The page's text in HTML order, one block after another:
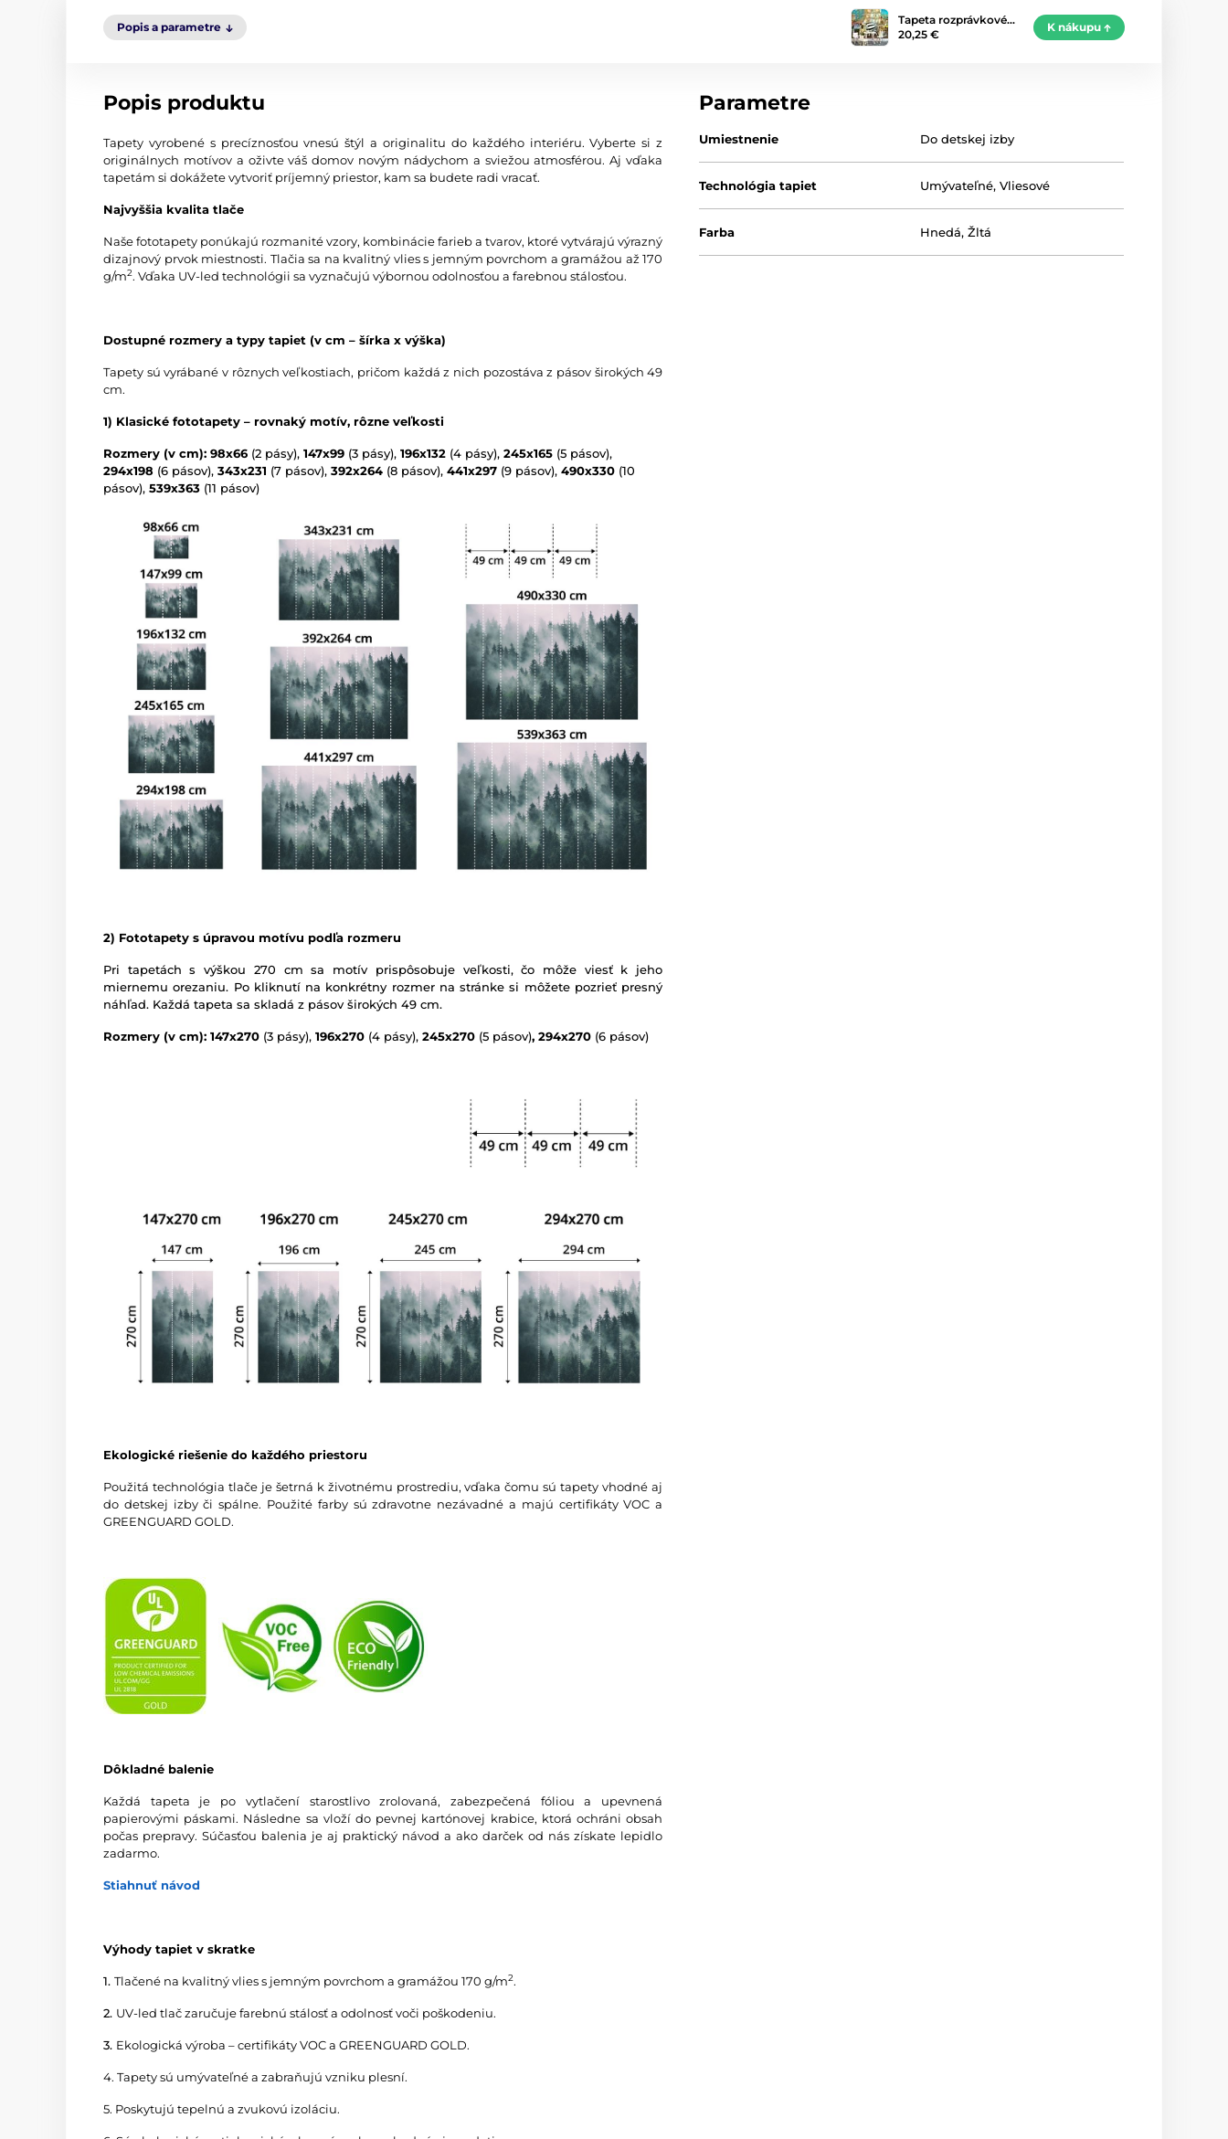
Popis a parametre
Tapeta rozprávkové…
20,25 €
K nákupu
Popis produktu
Tapety vyrobené s precíznosťou vnesú štýl a originalitu do každého interiéru. Vyberte si z
originálnych motívov a oživte váš domov novým nádychom a sviežou atmosférou. Aj vďaka
tapetám si dokážete vytvoriť príjemný priestor, kam sa budete radi vracať.
Najvyššia kvalita tlače
Naše fototapety ponúkajú rozmanité vzory, kombinácie farieb a tvarov, ktoré vytvárajú výrazný
dizajnový prvok miestnosti. Tlačia sa na kvalitný vlies s jemným povrchom a gramážou až 170
g/m2. Vďaka UV-led technológii sa vyznačujú výbornou odolnosťou a farebnou stálosťou.
Dostupné rozmery a typy tapiet (v cm – šírka x výška)
Tapety sú vyrábané v rôznych veľkostiach, pričom každá z nich pozostáva z pásov širokých 49
cm.
1) Klasické fototapety – rovnaký motív, rôzne veľkosti
Rozmery (v cm): 98x66 (2 pásy), 147x99 (3 pásy), 196x132 (4 pásy), 245x165 (5 pásov),
294x198 (6 pásov), 343x231 (7 pásov), 392x264 (8 pásov), 441x297 (9 pásov), 490x330 (10
pásov), 539x363 (11 pásov)
2) Fototapety s úpravou motívu podľa rozmeru
Pri tapetách s výškou 270 cm sa motív prispôsobuje veľkosti, čo môže viesť k jeho
miernemu orezaniu. Po kliknutí na konkrétny rozmer na stránke si môžete pozrieť presný
náhľad. Každá tapeta sa skladá z pásov širokých 49 cm.
Rozmery (v cm): 147x270 (3 pásy), 196x270 (4 pásy), 245x270 (5 pásov), 294x270 (6 pásov)
Ekologické riešenie do každého priestoru
Použitá technológia tlače je šetrná k životnému prostrediu, vďaka čomu sú tapety vhodné aj
do detskej izby či spálne. Použité farby sú zdravotne nezávadné a majú certifikáty VOC a
GREENGUARD GOLD.
Dôkladné balenie
Každá tapeta je po vytlačení starostlivo zrolovaná, zabezpečená fóliou a upevnená
papierovými páskami. Následne sa vloží do pevnej kartónovej krabice, ktorá ochráni obsah
počas prepravy. Súčasťou balenia je aj praktický návod a ako darček od nás získate lepidlo
zadarmo.
Stiahnuť návod
Výhody tapiet v skratke
1. Tlačené na kvalitný vlies s jemným povrchom a gramážou 170 g/m2.
2. UV-led tlač zaručuje farebnú stálosť a odolnosť voči poškodeniu.
3. Ekologická výroba – certifikáty VOC a GREENGUARD GOLD.
4. Tapety sú umývateľné a zabraňujú vzniku plesní.
5. Poskytujú tepelnú a zvukovú izoláciu.
Parametre
Umiestnenie Do detskej izby
Technológia tapiet Umývateľné,Vliesové
Farba Hnedá,Žltá